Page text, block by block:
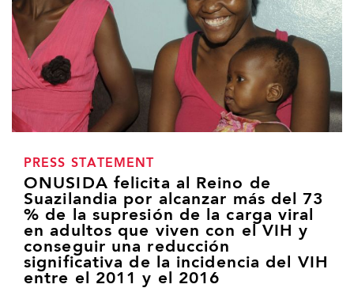
PRESS STATEMENT
ONUSIDA felicita al Reino de
Suazilandia por alcanzar más del 73
% de la supresión de la carga viral
en adultos que viven con el VIH y
conseguir una reducción
significativa de la incidencia del VIH
entre el 2011 y el 2016